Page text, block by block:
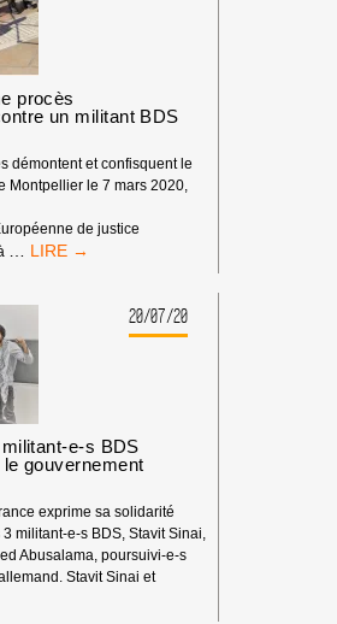
procès
un militant BDS
démontent et confisquent le
Montpellier le 7 mars 2020,
de justice
MONTPELLIER
ROCAMBOLESQUE
CONTRE
UN
BDS
FRANCE !
20/07/20
e-s BDS
gouvernement
exprime sa solidarité
militant-e-s BDS, Stavit Sinai,
Abusalama, poursuivi-e-s
Stavit Sinai et